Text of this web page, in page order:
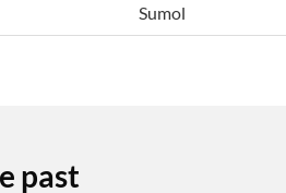
Sumol
past